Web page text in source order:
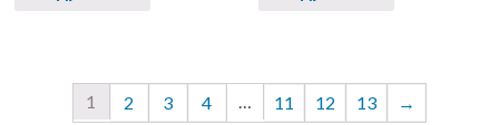
1 2 3 4 … 11 12 13 →